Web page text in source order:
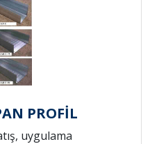
PROFİL
uygulama